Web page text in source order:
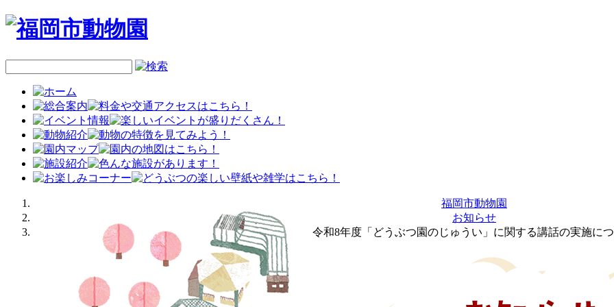
福岡市動物園
お知らせ
令和8年度「どうぶつ園のじゅうい」に関する講話の実施に